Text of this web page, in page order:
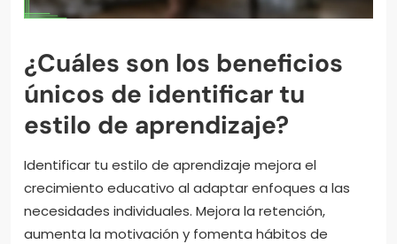
¿Cuáles son los beneficios
únicos de identificar tu
estilo de aprendizaje?
Identificar tu estilo de aprendizaje mejora el
crecimiento educativo al adaptar enfoques a las
necesidades individuales. Mejora la retención,
aumenta la motivación y fomenta hábitos de